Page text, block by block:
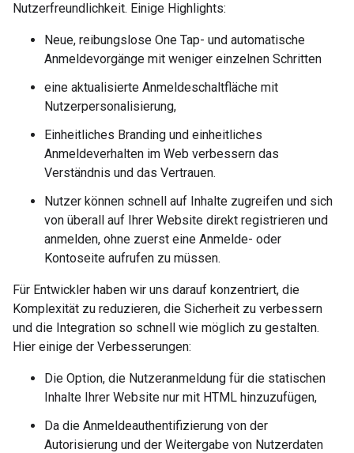
Nutzerfreundlichkeit. Einige Highlights:
Neue, reibungslose One Tap- und automatische
Anmeldevorgänge mit weniger einzelnen Schritten
eine aktualisierte Anmeldeschaltfläche mit
Nutzerpersonalisierung,
Einheitliches Branding und einheitliches
Anmeldeverhalten im Web verbessern das
Verständnis und das Vertrauen.
Nutzer können schnell auf Inhalte zugreifen und sich
von überall auf Ihrer Website direkt registrieren und
anmelden, ohne zuerst eine Anmelde- oder
Kontoseite aufrufen zu müssen.
Für Entwickler haben wir uns darauf konzentriert, die
Komplexität zu reduzieren, die Sicherheit zu verbessern
und die Integration so schnell wie möglich zu gestalten.
Hier einige der Verbesserungen:
Die Option, die Nutzeranmeldung für die statischen
Inhalte Ihrer Website nur mit HTML hinzuzufügen,
Da die Anmeldeauthentifizierung von der
Autorisierung und der Weitergabe von Nutzerdaten